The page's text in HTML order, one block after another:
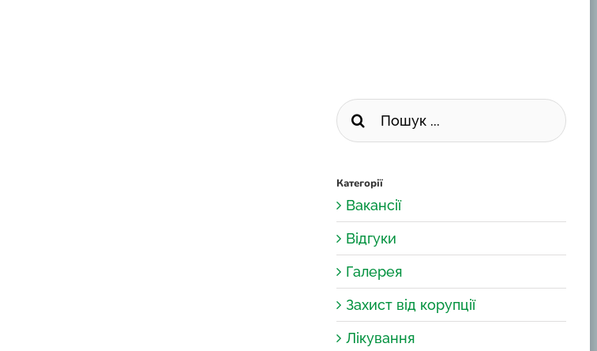
Пошук
...
Категорії
Вакансії
Відгуки
Галерея
Захист від корупції
Лікування